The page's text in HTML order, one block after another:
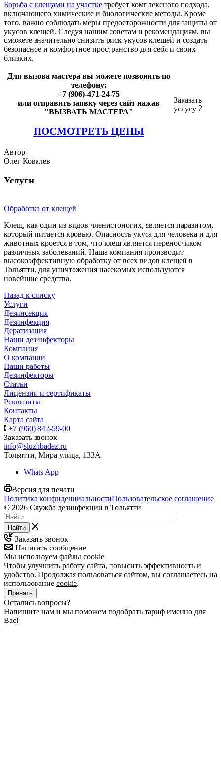
Борьба с клещами на участке требует комплексного подхода,
включающего химические и биологические методы. Кроме
того, важно соблюдать меры предосторожности для защиты от
укусов клещей. Следуя нашим советам и рекомендациям, вы
сможете значительно снизить риск укусов клещей и создать
безопасное и комфортное пространство для себя и своих
близких.
Для вызова мастера вы можете позвонить по
телефону:
+7 (906)-471-24-75
или отправить заявку через сайт нажав
"ВЫЗВАТЬ МАСТЕРА"
ПОСМОТРЕТЬ ЦЕНЫ
Заказать
услугу
Автор
Олег Ковалев
Услуги
Обработка от клещей
Клещ, как один из видов членистоногих, является паразитом,
который питается кровью. Опасность укуса для человека и для
животных кроется в том, что клещ является переносчиком
различных заболеваний. Наша компания производит
высокоэффективную обработку от всех видов клещей в
Тольятти, для уничтожения насекомых используются
новейшие средства.
Назад к списку
Услуги
Дезинсекция
Дезинфекция
Дератизация
Наши дезинфекторы
Компания
О компании
Наши работы
Дезинфекторы
Статьи
Лицензии и сертификаты
Реквизиты
Контакты
Карта сайта
+7 (960) 842-59-00
Заказать звонок
info@sluzhbadez.ru
Тольятти, Мира улица, 133А
Whats App
Версия для печати
Политика конфиденциальностиПользовательское соглашение
© 2026 Служба дезинфекции в Тольятти
Найти
Заказать звонок
Написать сообщение
Мы используем файлы cookie
Чтобы улучшить работу сайта, повысить эффективность и
удобство. Продолжая пользоваться сайтом, вы соглашаетесь на
использование cookie.
Принять
Остались вопросы?
Напишите нам и мы поможем подобрать тариф именно для
Вас!